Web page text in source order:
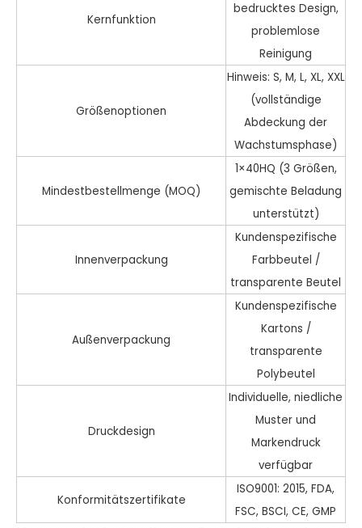
Kernfunktion
bedrucktes Design,
problemlose
Reinigung
Größenoptionen
Hinweis: S, M, L, XL, XXL
(vollständige
Abdeckung der
Wachstumsphase)
Mindestbestellmenge (MOQ)
1×40HQ (3 Größen,
gemischte Beladung
unterstützt)
Innenverpackung
Kundenspezifische
Farbbeutel /
transparente Beutel
Außenverpackung
Kundenspezifische
Kartons /
transparente
Polybeutel
Druckdesign
Individuelle, niedliche
Muster und
Markendruck
verfügbar
Konformitätszertifikate
ISO9001: 2015, FDA,
FSC, BSCI, CE, GMP